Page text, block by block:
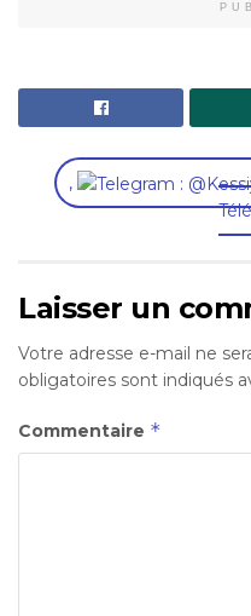
,
Laisser un
Votre adresse e-mail ne
obligatoires sont indiqués
Commentaire *